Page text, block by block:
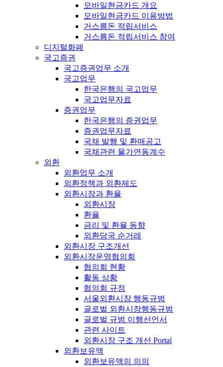
모바일현금카드 개요
모바일현금카드 이용방법
거스름돈 적립서비스
거스름돈 적립서비스 참여
디지털화폐
국고증권
국고증권업무 소개
국고업무
한국은행의 국고업무
국고업무자료
증권업무
한국은행의 증권업무
증권업무자료
국채 발행 및 환매공고
국채관련 물가연동계수
외환
외환업무 소개
외환정책과 외환제도
외환시장과 환율
외환시장
환율
금리 및 환율 동향
외환당국 순거래
외환시장 구조개선
외환시장운영협의회
협의회 현황
활동 상황
협의회 규정
서울외환시장 행동규범
글로벌 외환시장행동규범
글로벌 규범 이행선언서
관련 사이트
외환시장 구조 개선 Portal
외환보유액
외환보유액의 의의